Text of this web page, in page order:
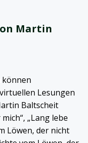
Martin
können
Lesungen
Baltscheit
„Lang lebe
Löwen, der nicht